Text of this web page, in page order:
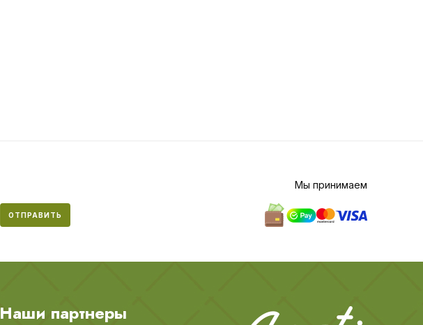
ОТПРАВИТЬ
Мы принимаем
Наши партнеры